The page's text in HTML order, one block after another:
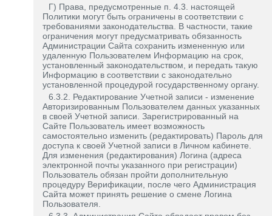
Г) Права, предусмотренные п. 4.3. настоящей
Политики могут быть ограничены в соответствии с
требованиями законодательства. В частности, такие
ограничения могут предусматривать обязанность
Администрации Сайта сохранить измененную или
удаленную Пользователем Информацию на срок,
установленный законодательством, и передать такую
Информацию в соответствии с законодательно
установленной процедурой государственному органу.
6.3.2. Редактирование Учетной записи - изменение
Авторизированным Пользователем данных указанных
в своей Учетной записи. Зарегистрированный на
Сайте Пользователь имеет возможность
самостоятельно изменить (редактировать) Пароль для
доступа к своей Учетной записи в Личном кабинете.
Для изменения (редактирования) Логина (адреса
электронной почты указанного при регистрации)
Пользователь обязан пройти дополнительную
процедуру Верификации, после чего Администрация
Сайта может принять решение о смене Логина
Пользователя.